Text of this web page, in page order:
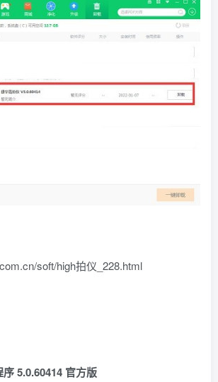
soft/high拍仪_228.html
5.0.60414 官方版